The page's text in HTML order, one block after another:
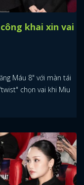
khai xin vai
Máu 8" với màn tái
chọn vai khi Miu